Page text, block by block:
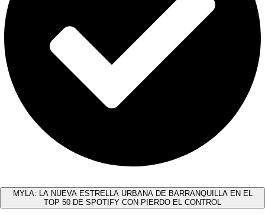
MYLA: LA NUEVA ESTRELLA URBANA DE BARRANQUILLA EN EL
TOP 50 DE SPOTIFY CON PIERDO EL CONTROL